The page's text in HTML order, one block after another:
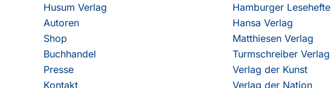
Husum Verlag
Autoren
Shop
Buchhandel
Presse
Kontakt
Hamburger Lesehefte
Hansa Verlag
Matthiesen Verlag
Turmschreiber Verlag
Verlag der Kunst
Verlag der Nation